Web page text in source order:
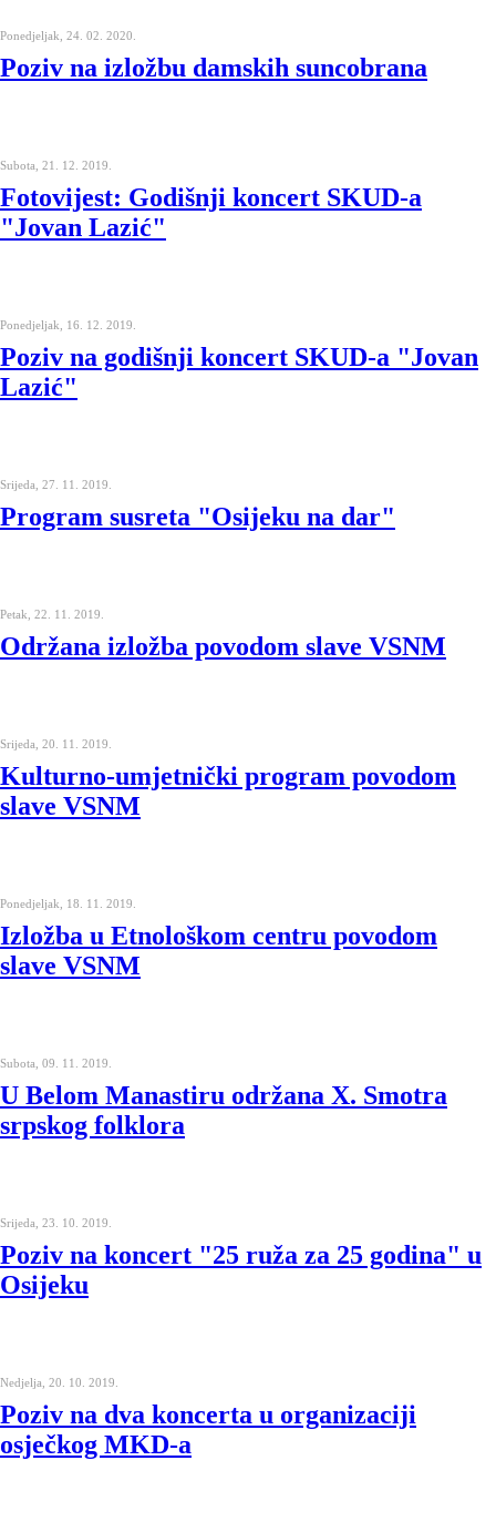
Ponedjeljak, 24. 02. 2020.
Poziv na izložbu damskih suncobrana
Subota, 21. 12. 2019.
Fotovijest: Godišnji koncert SKUD-a
"Jovan Lazić"
Ponedjeljak, 16. 12. 2019.
Poziv na godišnji koncert SKUD-a "Jovan
Lazić"
Srijeda, 27. 11. 2019.
Program susreta "Osijeku na dar"
Petak, 22. 11. 2019.
Održana izložba povodom slave VSNM
Srijeda, 20. 11. 2019.
Kulturno-umjetnički program povodom
slave VSNM
Ponedjeljak, 18. 11. 2019.
Izložba u Etnološkom centru povodom
slave VSNM
Subota, 09. 11. 2019.
U Belom Manastiru održana X. Smotra
srpskog folklora
Srijeda, 23. 10. 2019.
Poziv na koncert "25 ruža za 25 godina" u
Osijeku
Nedjelja, 20. 10. 2019.
Poziv na dva koncerta u organizaciji
osječkog MKD-a